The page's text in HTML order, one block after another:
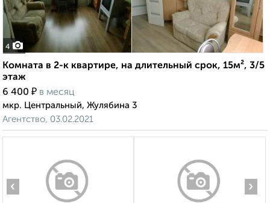
4
Комната в 2-к квартире, на длительный срок, 15м², 3/5
этаж
6 400 ₽ в месяц
мкр. Центральный, Жулябина 3
Агентство, 03.02.2021
‹ ›